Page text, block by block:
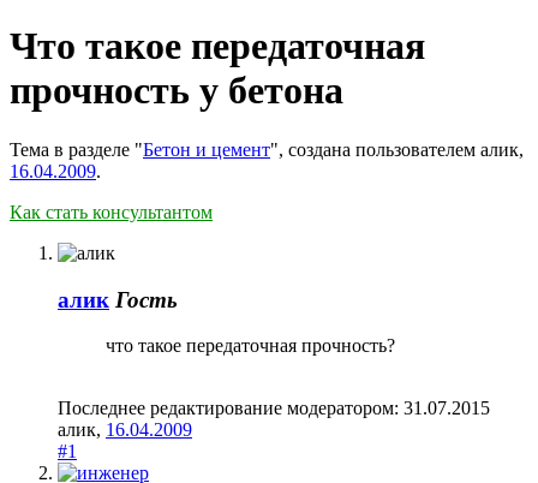
Что такое передаточная
прочность у бетона
Тема в разделе "Бетон и цемент", создана пользователем алик,
16.04.2009.
Как стать консультантом
алик Гость
что такое передаточная прочность?
Последнее редактирование модератором: 31.07.2015
алик, 16.04.2009
#1